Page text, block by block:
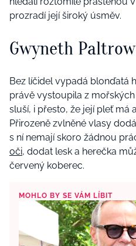
prozradí její široký úsměv.
Gwyneth
Bez líčidel vypadá blonďatá
právě vystoupila z
sluší, i přesto, že její pleť má
Přirozeně zvlněné vlasy
s ní nemají skoro žádnou
oči, dodat lesk a herečka
červený koberec.
MOHLO BY SE VÁM LÍBIT